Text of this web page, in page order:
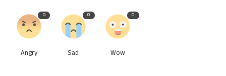
0
Angry
0
Sad
0
Wow